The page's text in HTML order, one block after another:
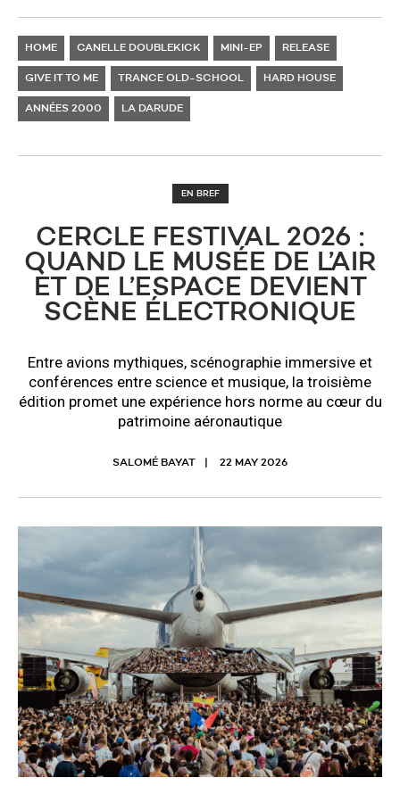
HOME CANELLE DOUBLEKICK MINI-EP RELEASE
GIVE IT TO ME TRANCE OLD-SCHOOL HARD HOUSE
ANNÉES 2000 LA DARUDE
EN BREF
CERCLE FESTIVAL 2026 :
QUAND LE MUSÉE DE L’AIR
ET DE L’ESPACE DEVIENT
SCÈNE ÉLECTRONIQUE
Entre avions mythiques, scénographie immersive et
conférences entre science et musique, la troisième
édition promet une expérience hors norme au cœur du
patrimoine aéronautique
SALOMÉ BAYAT 22 MAY 2026